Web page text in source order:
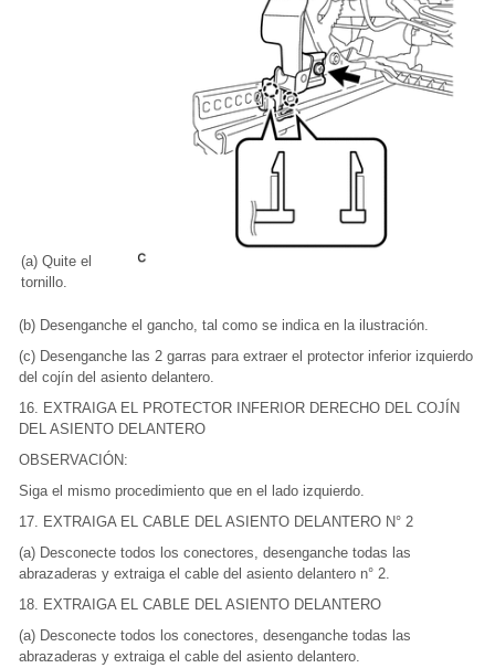
(a) Quite el
tornillo.
(b) Desenganche el gancho, tal como se indica en la ilustración.
(c) Desenganche las 2 garras para extraer el protector inferior izquierdo
del cojín del asiento delantero.
16. EXTRAIGA EL PROTECTOR INFERIOR DERECHO DEL COJÍN
DEL ASIENTO DELANTERO
OBSERVACIÓN:
Siga el mismo procedimiento que en el lado izquierdo.
17. EXTRAIGA EL CABLE DEL ASIENTO DELANTERO N° 2
(a) Desconecte todos los conectores, desenganche todas las
abrazaderas y extraiga el cable del asiento delantero n° 2.
18. EXTRAIGA EL CABLE DEL ASIENTO DELANTERO
(a) Desconecte todos los conectores, desenganche todas las
abrazaderas y extraiga el cable del asiento delantero.